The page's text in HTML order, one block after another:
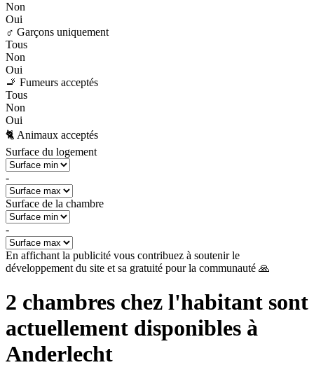
Non
Oui
♂️ Garçons uniquement
Tous
Non
Oui
🚬 Fumeurs acceptés
Tous
Non
Oui
🐈 Animaux acceptés
Surface du logement
-
Surface de la chambre
-
En affichant la publicité vous contribuez à soutenir le
développement du site et sa gratuité pour la communauté 🙏
2 chambres chez l'habitant sont
actuellement disponibles à
Anderlecht